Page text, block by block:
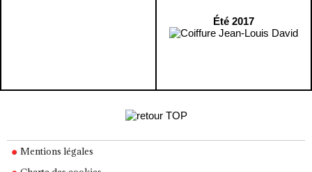
Été 2017
Mentions légales